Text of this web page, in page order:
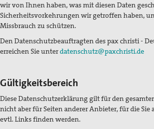
wir von Ihnen haben, was mit diesen Daten
Sicherheitsvorkehrungen wir getroffen haben,
Missbrauch zu schützen.
Den Datenschutzbeauftragten des pax christi -
erreichen Sie unterdatenschutz@paxchristi.de
Gültigkeitsbereich
Diese Datenschutzerklärung gilt für den
nicht aber für Seiten anderer Anbieter, für die Sie
evtl. Links finden werden.